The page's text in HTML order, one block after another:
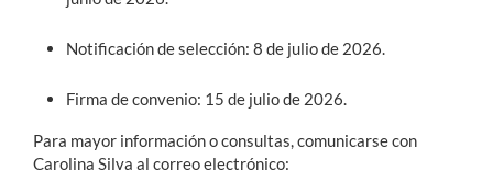
Notificación de selección: 8 de julio de 2026.
Firma de convenio: 15 de julio de 2026.
Para mayor información o consultas, comunicarse con
Carolina Silva al correo electrónico: